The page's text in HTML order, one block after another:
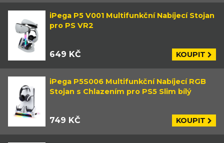
iPega P5 V001 Multifunkční Nabíjecí Stojan
pro PS VR2
649 KČ KOUPIT
iPega P5S006 Multifunkční Nabíjecí RGB
Stojan s Chlazením pro PS5 Slim bílý
749 KČ KOUPIT